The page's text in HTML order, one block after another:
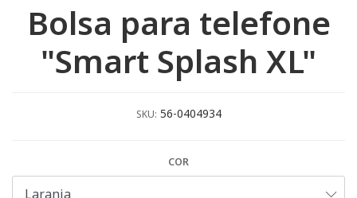
Bolsa para telefone
"Smart Splash XL"
SKU: 56-0404934
COR